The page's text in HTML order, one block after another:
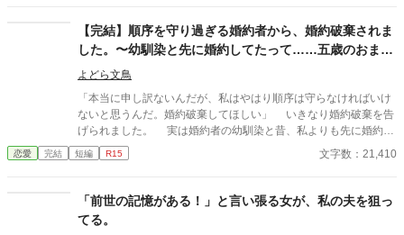
しを手伝ってくれ」 「お兄様のように素敵な方なんて、この世に
いるわけがないわ」 「えっ？ あ……ええっ！？」 私はシドニー
伯爵令嬢ルイゾン・ジュアン。 婚約者とその妹の仲が良すぎて、
若干の悪寒に震えている。 そして。 「あなたなんかにお兄様は渡
さないわ！」 「無責任だな。妹の婿候補を連れて来られないな
ら、君との婚約は破棄させてもらう」 「あー……それで、結構で
す」 まったく、馬鹿にされたものだわ！ 私はフェリシエンヌにあ
らぬ噂を流され、有責者として婚約を破棄された。 「お兄様を誘
惑し、私を侮辱した罪は、すっごく重いんだからね！」 なんと、
補佐を務めているから、法律に詳しいはず……
【完結】順序を守り過ぎる婚約者から、婚約破棄されま
した。〜幼馴染と先に婚約してたって……五歳のおまま
ごとで誓った婚約も有効なんですか？〜
よどら文鳥
「本当に申し訳ないんだが、私はやはり順序は守らなければいけ
ないと思うんだ。婚約破棄してほしい」 いきなり婚約破棄を告
げられました。 実は婚約者の幼馴染と昔、私よりも先に婚約を
していたそうです。 ただ、小さい頃に国外へ行ってしまったら
しく、婚約も無くなってしまったのだとか。 しかし、最近にな
そうです。 私との婚約は政略的なもので、愛も特に芽生えませ
んでした。悔しさもなければ後悔もありません。 婚約者をこれ
で嫌いになったというわけではありませんから、今後の活躍と幸
恋愛 完結 短編 R15 文字数：21,410
「前世の記憶がある！」と言い張る女が、私の夫を狙っ
てる。